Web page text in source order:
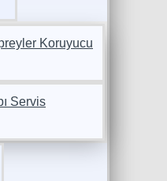
Koruyucu
Servis